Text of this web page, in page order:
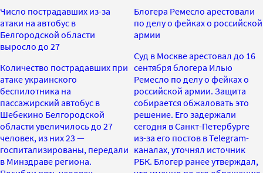
Число пострадавших из-за
атаки на автобус в
Белгородской области
выросло до 27
Количество пострадавших при
атаке украинского
беспилотника на
пассажирский автобус в
Шебекино Белгородской
области увеличилось до 27
человек, из них 23 —
госпитализированы, передали
в Минздраве региона.
Блогера Ремесло арестовали
по делу о фейках о российской
армии
Суд в Москве арестовал до 16
сентября блогера Илью
Ремесло по делу о фейках о
российской армии. Защита
собирается обжаловать это
решение. Его задержали
сегодня в Санкт-Петербурге
из-за его постов в Telegram-
каналах, уточнял источник
РБК. Блогер ранее утверждал,